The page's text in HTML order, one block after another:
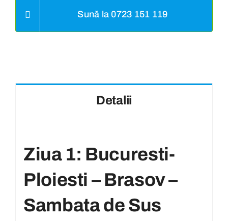
Sună la 0723 151 119
Detalii
Ziua 1: Bucuresti-
Ploiesti – Brasov –
Sambata de Sus